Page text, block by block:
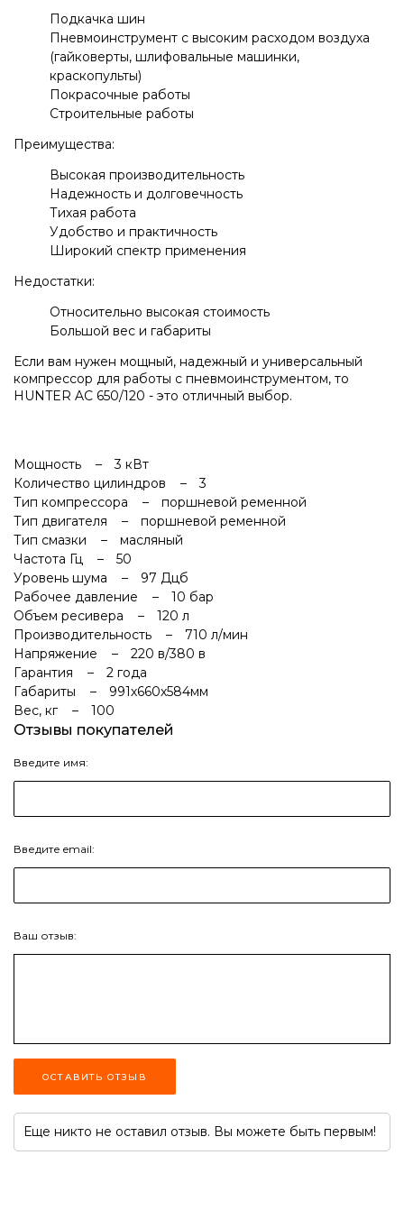
Подкачка шин
Пневмоинструмент с высоким расходом воздуха
(гайковерты, шлифовальные машинки,
краскопульты)
Покрасочные работы
Строительные работы
Преимущества:
Высокая производительность
Надежность и долговечность
Тихая работа
Удобство и практичность
Широкий спектр применения
Недостатки:
Относительно высокая стоимость
Большой вес и габариты
Если вам нужен мощный, надежный и универсальный
компрессор для работы с пневмоинструментом, то
HUNTER AC 650/120 - это отличный выбор.
Мощность
3 кВт
Количество цилиндров
3
Тип компрессора
поршневой ременной
Тип двигателя
поршневой ременной
Тип смазки
масляный
Частота Гц
50
Уровень шума
97 Дцб
Рабочее давление
10 бар
Объем ресивера
120 л
Производительность
710 л/мин
Напряжение
220 в/380 в
Гарантия
2 года
Габариты
991х660х584мм
Вес, кг
100
Отзывы покупателей
Введите имя:
Введите email:
Ваш отзыв:
ОСТАВИТЬ ОТЗЫВ
Еще никто не оставил отзыв. Вы можете быть первым!